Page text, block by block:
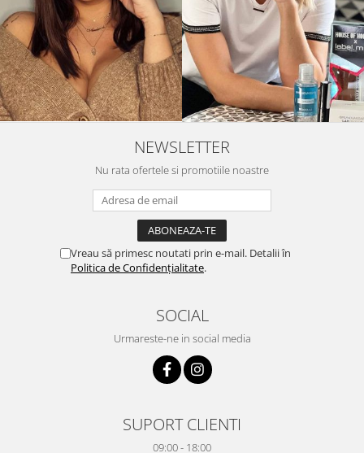
NEWSLETTER
Nu rata ofertele si promotiile noastre
Vreau să primesc noutati prin e-mail. Detalii în
Politica de Confidențialitate.
SOCIAL
Urmareste-ne in social media
SUPORT CLIENTI
09:00 - 18:00